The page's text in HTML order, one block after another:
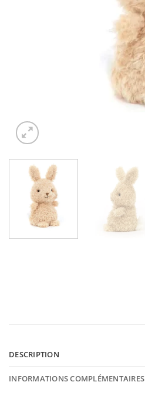
DESCRIPTION
INFORMATIONS COMPLÉMENTAIRES